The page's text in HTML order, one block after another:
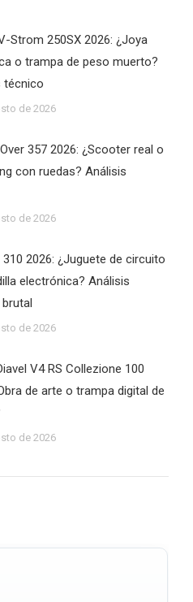
Strom 250SX 2026: ¿Joya
o trampa de peso muerto?
técnico
de 2026
357 2026: ¿Scooter real o
con ruedas? Análisis
de 2026
310 2026: ¿Juguete de circuito
electrónica? Análisis
de 2026
V4 RS Collezione 100
de arte o trampa digital de
de 2026